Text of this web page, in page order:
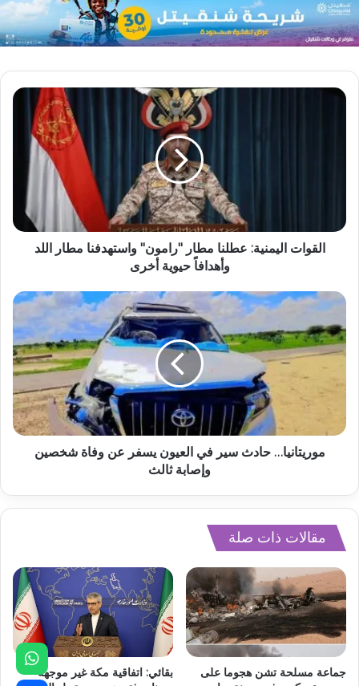
القوات اليمنية: عطلنا مطار "رامون" واستهدفنا مطار اللد
وأهدافاً حيوية أخرى
موريتانيا… حادث سير في العيون يسفر عن وفاة شخصين
وإصابة ثالث
مقالات ذات صلة
جماعة مسلحة تشن هجوما على
بقائي: اتفاقية مكة غير موجهة